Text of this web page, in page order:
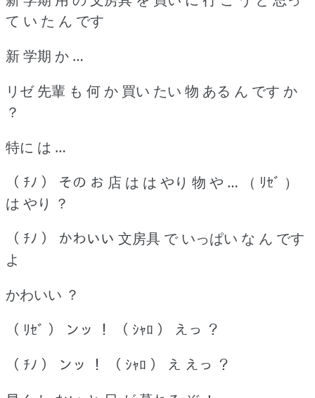
て い た ん です
新 学期 か …
リゼ 先輩 も 何 か 買い たい 物 ある ん です か
？
特に は …
（ ﾁﾉ ） その お 店 は は やり 物 や … （ ﾘｾﾞ ）
は やり ？
（ ﾁﾉ ） かわいい 文房具 で いっぱい な ん です
よ
かわいい ？
（ ﾘｾﾞ ） ンッ ！ （ ｼｬﾛ ） えっ ？
（ ﾁﾉ ） ンッ ！ （ ｼｬﾛ ） え えっ ？